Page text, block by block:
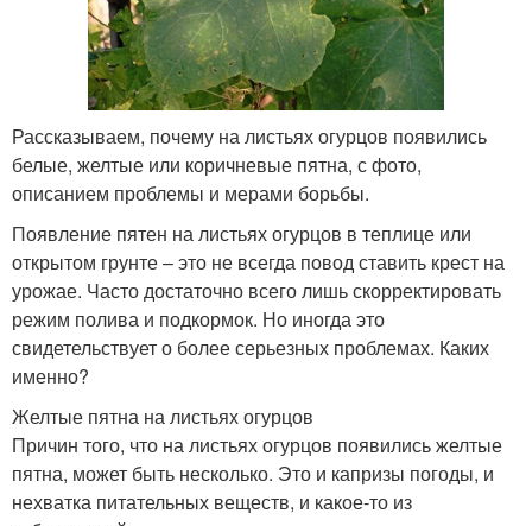
Рассказываем, почему на листьях огурцов появились
белые, желтые или коричневые пятна, с фото,
описанием проблемы и мерами борьбы.
Появление пятен на листьях огурцов в теплице или
открытом грунте – это не всегда повод ставить крест на
урожае. Часто достаточно всего лишь скорректировать
режим полива и подкормок. Но иногда это
свидетельствует о более серьезных проблемах. Каких
именно?
Желтые пятна на листьях огурцов
Причин того, что на листьях огурцов появились желтые
пятна, может быть несколько. Это и капризы погоды, и
нехватка питательных веществ, и какое-то из